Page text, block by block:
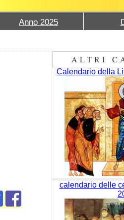
Anno 2025
ALTRI
Calendario della
calendario delle